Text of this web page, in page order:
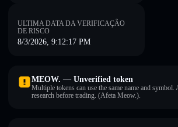
ULTIMA DATA DA VERIFICAÇÃO
DE RISCO
8/3/2026, 9:12:17 PM
MEOW. — Unverified token
Multiple tokens can use the same name and
research before trading. (Afeta Meow.).